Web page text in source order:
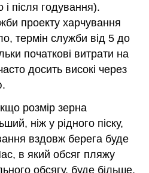
після годування).
проекту харчування
термін служби від 5 до
початкові витрати на
досить високі через
розмір зерна
ніж у рідного піску,
вздовж берега буде
в який обсяг пляжу
обсягу, буде більше.